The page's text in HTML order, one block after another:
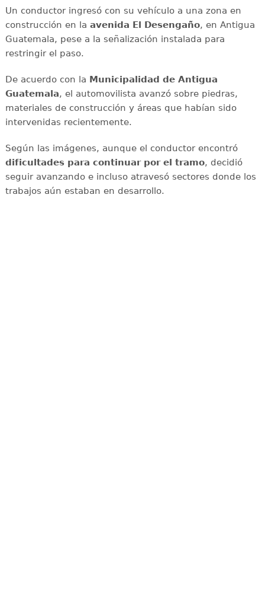
Un conductor ingresó con su vehículo a una zona en
construcción en la avenida El Desengaño, en Antigua
Guatemala, pese a la señalización instalada para
restringir el paso.
De acuerdo con la Municipalidad de Antigua
Guatemala, el automovilista avanzó sobre piedras,
materiales de construcción y áreas que habían sido
intervenidas recientemente.
Según las imágenes, aunque el conductor encontró
dificultades para continuar por el tramo, decidió
seguir avanzando e incluso atravesó sectores donde los
trabajos aún estaban en desarrollo.